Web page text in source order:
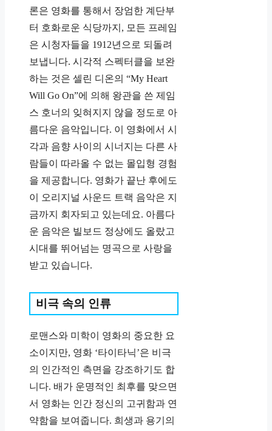
론은 영화를 통해서 장엄한 계단부
터 호화로운 식당까지, 모든 프레임
은 시청자들을 1912년으로 되돌려
보냅니다. 시각적 스펙터클을 보완
하는 것은 셀린 디온의 “My Heart
Will Go On”에 의해 왕관을 쓴 제임
스 호너의 잊혀지지 않을 정도로 아
름다운 음악입니다. 이 영화에서 시
각과 음향 사이의 시너지는 다른 사
람들이 따라올 수 없는 몰입형 경험
을 제공합니다. 영화가 끝난 후에도
이 오리지널 사운드 트랙 음악은 지
금까지 회자되고 있는데요. 아름다
운 음악은 빌보드 정상에도 올랐고
시대를 뛰어넘는 명곡으로 사랑을
받고 있습니다.
비극 속의 인류
로맨스와 미학이 영화의 중요한 요
소이지만, 영화 ‘타이타닉’은 비극
의 인간적인 측면을 강조하기도 합
니다. 배가 운명적인 최후를 맞으면
서 영화는 인간 정신의 고귀함과 연
약함을 보여줍니다. 희생과 용기의